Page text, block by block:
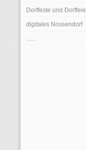
Dorffeste und
digitales Nossendorf
......